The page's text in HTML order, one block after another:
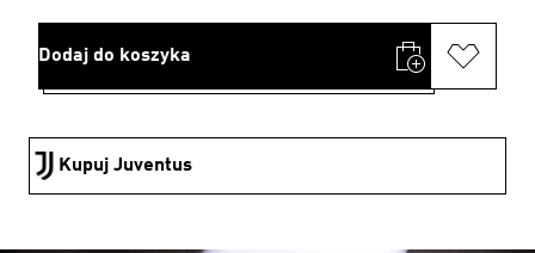
Dodaj do koszyka
Kupuj Juventus